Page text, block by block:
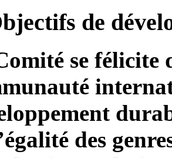
de
se félicite
des